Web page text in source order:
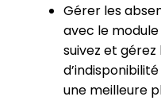
Gérer les
avec le module
suivez et
une meilleure